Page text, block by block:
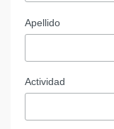
Apellido
Actividad